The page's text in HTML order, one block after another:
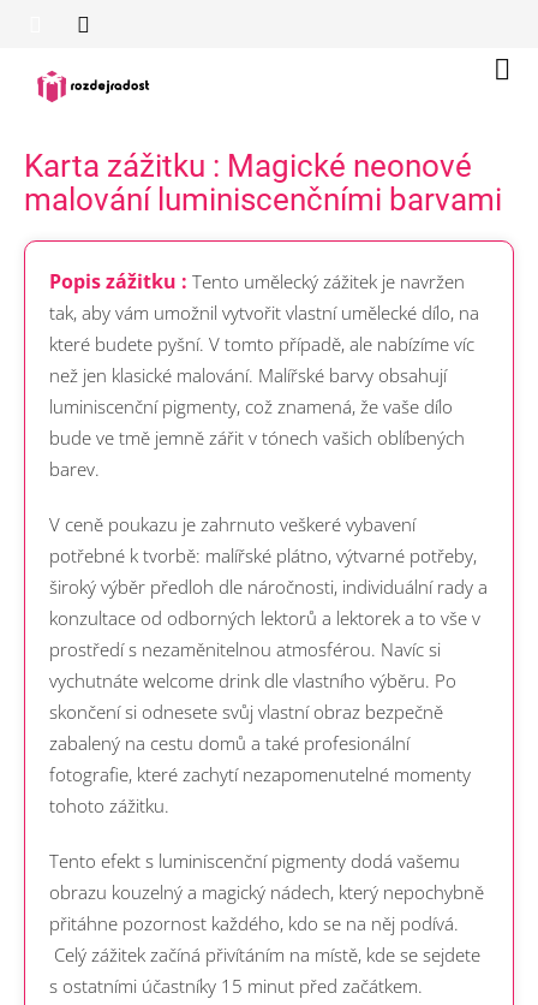
Karta zážitku : Magické neonové
malování luminiscenčními barvami
Popis zážitku : Tento umělecký zážitek je navržen
tak, aby vám umožnil vytvořit vlastní umělecké dílo, na
které budete pyšní. V tomto případě, ale nabízíme víc
než jen klasické malování. Malířské barvy obsahují
luminiscenční pigmenty, což znamená, že vaše dílo
bude ve tmě jemně zářit v tónech vašich oblíbených
barev.
V ceně poukazu je zahrnuto veškeré vybavení
potřebné k tvorbě: malířské plátno, výtvarné potřeby,
široký výběr předloh dle náročnosti, individuální rady a
konzultace od odborných lektorů a lektorek a to vše v
prostředí s nezaměnitelnou atmosférou. Navíc si
vychutnáte welcome drink dle vlastního výběru. Po
skončení si odnesete svůj vlastní obraz bezpečně
zabalený na cestu domů a také profesionální
fotografie, které zachytí nezapomenutelné momenty
tohoto zážitku.
Tento efekt s luminiscenční pigmenty dodá vašemu
obrazu kouzelný a magický nádech, který nepochybně
přitáhne pozornost každého, kdo se na něj podívá.
Celý zážitek začíná přivítáním na místě, kde se sejdete
s ostatními účastníky 15 minut před začátkem.